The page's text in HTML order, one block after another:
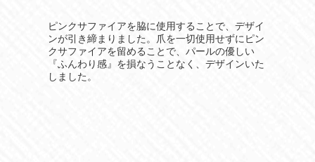
ピンクサファイアを脇に使用することで、デザイ
ンが引き締まりました。爪を一切使用せずにピン
クサファイアを留めることで、パールの優しい
『ふんわり感』を損なうことなく、デザインいた
しました。